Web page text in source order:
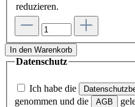
reduzieren.
In den Warenkorb
Datenschutz
Ich habe die
genommen und die
AGB